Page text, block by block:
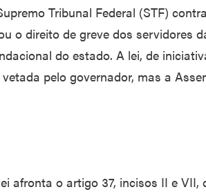
Tribunal Federal (STF)
o direito de greve dos servidores
do estado. A lei, de
pelo governador, mas a
afronta o artigo 37, incisos II e VII,